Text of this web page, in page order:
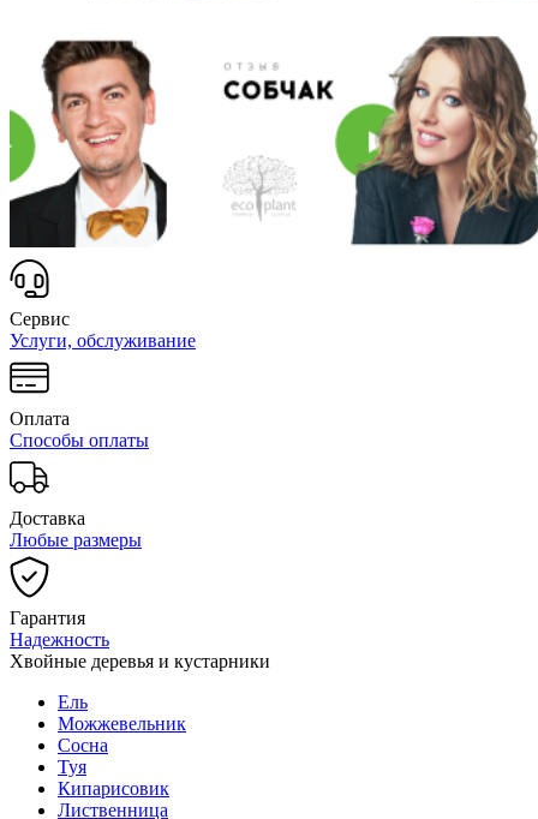
Сервис
Услуги, обслуживание
Оплата
Способы оплаты
Доставка
Любые размеры
Гарантия
Надежность
Хвойные деревья и кустарники
Ель
Можжевельник
Сосна
Туя
Кипарисовик
Лиственница